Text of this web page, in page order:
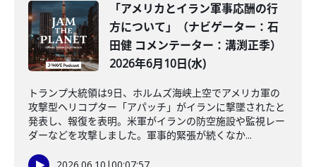
「アメリカとイラン軍事応酬の行
方について」（ナビゲーター：石
田健 コメンテーター：溝渕正季）
2026年6月10日(水)
トランプ大統領は9日、ホルムズ海峡上空でアメリカ軍の
攻撃型ヘリコプター「アパッチ」がイランに撃墜されたと
発表し、報復を表明。米軍がイランの防空施設や監視レー
ダーなどを攻撃しました。軍事的緊張が続くなか...